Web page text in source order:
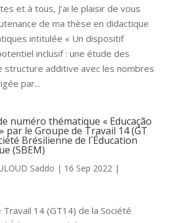
et à tous, J’ai le plaisir de vous
de ma thèse en didactique
intitulée « Un dispositif
inclusif : une étude des
structure additive avec les nombres
par...
numéro thématique « Educação
par le Groupe de Travail 14 (GT
Brésilienne de l´Éducation
(SBEM)
Saddo | 16 Sep 2022|
Travail 14 (GT14) de la Société